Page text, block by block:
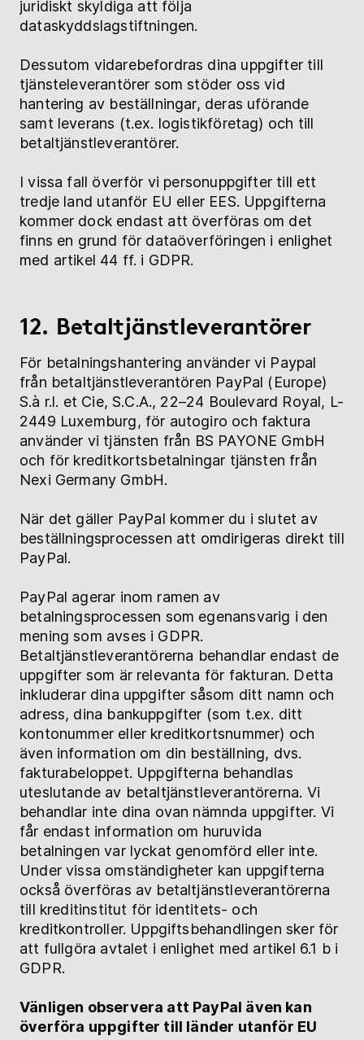
juridiskt skyldiga att följa
dataskyddslagstiftningen.
Dessutom vidarebefordras dina uppgifter till
tjänsteleverantörer som stöder oss vid
hantering av beställningar, deras uförande
samt leverans (t.ex. logistikföretag) och till
betaltjänstleverantörer.
I vissa fall överför vi personuppgifter till ett
tredje land utanför EU eller EES. Uppgifterna
kommer dock endast att överföras om det
finns en grund för dataöverföringen i enlighet
med artikel 44 ff. i GDPR.
12. Betaltjänstleverantörer
För betalningshantering använder vi Paypal
från betaltjänstleverantören PayPal (Europe)
S.à r.l. et Cie, S.C.A., 22–24 Boulevard Royal, L-
2449 Luxemburg, för autogiro och faktura
använder vi tjänsten från BS PAYONE GmbH
och för kreditkortsbetalningar tjänsten från
Nexi Germany GmbH.
När det gäller PayPal kommer du i slutet av
beställningsprocessen att omdirigeras direkt till
PayPal.
PayPal agerar inom ramen av
betalningsprocessen som egenansvarig i den
mening som avses i GDPR.
Betaltjänstleverantörerna behandlar endast de
uppgifter som är relevanta för fakturan. Detta
inkluderar dina uppgifter såsom ditt namn och
adress, dina bankuppgifter (som t.ex. ditt
kontonummer eller kreditkortsnummer) och
även information om din beställning, dvs.
fakturabeloppet. Uppgifterna behandlas
uteslutande av betaltjänstleverantörerna. Vi
behandlar inte dina ovan nämnda uppgifter. Vi
får endast information om huruvida
betalningen var lyckat genomförd eller inte.
Under vissa omständigheter kan uppgifterna
också överföras av betaltjänstleverantörerna
till kreditinstitut för identitets- och
kreditkontroller. Uppgiftsbehandlingen sker för
att fullgöra avtalet i enlighet med artikel 6.1 b i
GDPR.
Vänligen observera att PayPal även kan
överföra uppgifter till länder utanför EU